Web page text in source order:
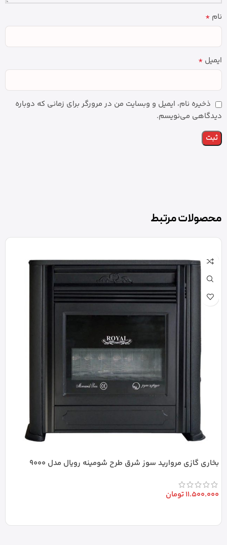
نام *
ایمیل *
ذخیره نام، ایمیل و وبسایت من در مرورگر برای زمانی که دوباره
دیدگاهی می‌نویسم.
محصولات مرتبط
بخاری گازی مروارید سوز شرق طرح شومینه رویال مدل 9000
11.500.000تومان